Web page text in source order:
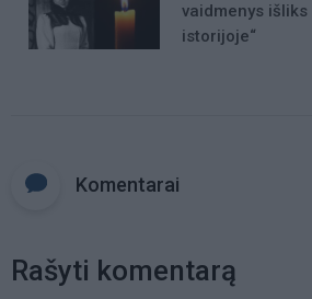
vaidmenys
istorijoje“
Komentarai
Rašyti komentarą